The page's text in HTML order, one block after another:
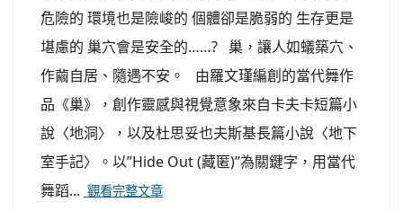
危險的 環境也是險峻的 個體卻是脆弱的 生存更是
堪慮的 巢穴會是安全的……? 巢，讓人如蟻築穴、
作繭自居、隨遇不安。 由羅文瑾編創的當代舞作
品《巢》，創作靈感與視覺意象來自卡夫卡短篇小
說〈地洞〉，以及杜思妥也夫斯基長篇小說〈地下
室手記〉。以”Hide Out (藏匿)”為關鍵字，用當代
舞蹈... 觀看完整文章